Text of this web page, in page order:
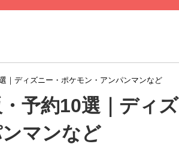
｜ディズニー・ポケモン・アンパンマンなど
予約10選｜ディズ
マンなど